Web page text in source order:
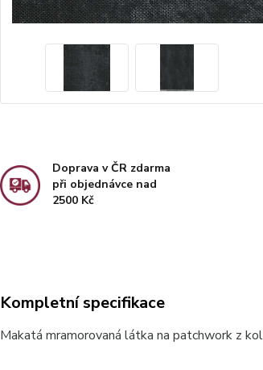
Doprava v ČR zdarma
při objednávce nad
2500 Kč
Kompletní specifikace
Makatá mramorovaná látka na patchwork z